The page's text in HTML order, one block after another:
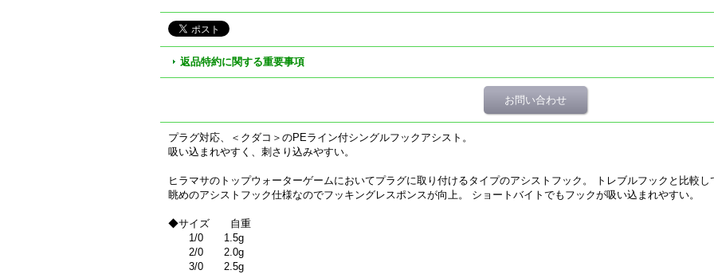
返品特約に関する重要事項
お問い合わせ
プラグ対応、＜クダコ＞のPEライン付シングルフックアシスト。
吸い込まれやすく、刺さり込みやすい。
ヒラマサのトップウォーターゲームにおいてプラグに取り付けるタイプのアシストフック。 トレブルフックと比較
眺めのアシストフック仕様なのでフッキングレスポンスが向上。 ショートバイトでもフックが吸い込まれやすい。
◆サイズ 自重
1/0 1.5g
2/0 2.0g
3/0 2.5g